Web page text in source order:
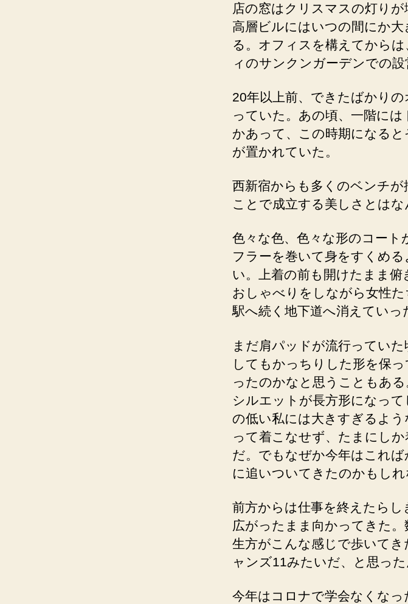
店の窓はクリスマスの灯り
高層ビルにはいつの間にか
る。オフィスを構えてから
ィのサンクンガーデンでの
20年以上前、できたばかり
っていた。あの頃、一階に
かあって、この時期になる
が置かれていた。
西新宿からも多くのベンチ
ことで成立する美しさとはな
色々な色、色々な形のコー
フラーを巻いて身をすくめ
い。上着の前も開けたまま
おしゃべりをしながら女性
駅へ続く地下道へ消えていっ
まだ肩パッドが流行ってい
してもかっちりした形を保
ったのかなと思うこともあ
シルエットが長方形になっ
の低い私には大きすぎるよ
って着こなせず、たまにし
だ。でもなぜか今年はこれ
に追いついてきたのかもしれ
前方からは仕事を終えたら
広がったまま向かってきた
生方がこんな感じで歩いて
ャンズ11みたいだ、と思った
今年はコロナで学会なくなっ